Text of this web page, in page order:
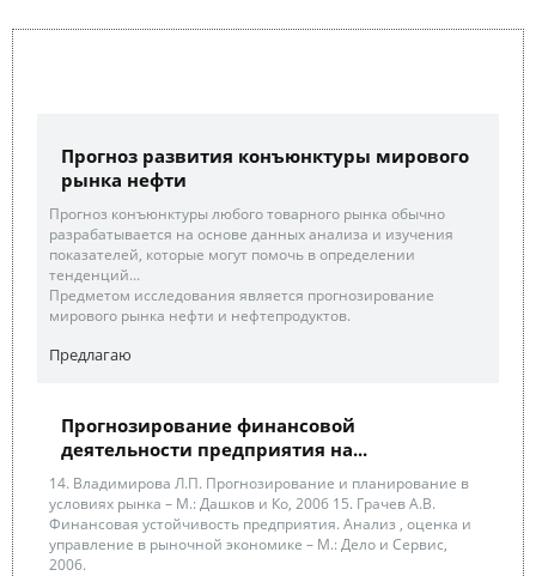
Прогноз развития конъюнктуры мирового
рынка нефти
Прогноз конъюнктуры любого товарного рынка обычно
разрабатывается на основе данных анализа и изучения
показателей, которые могут помочь в определении
тенденций...
Предметом исследования является прогнозирование
мирового рынка нефти и нефтепродуктов.
Предлагаю
Прогнозирование финансовой
деятельности предприятия на...
14. Владимирова Л.П. Прогнозирование и планирование в
условиях рынка – М.: Дашков и Ко, 2006 15. Грачев А.В.
Финансовая устойчивость предприятия. Анализ , оценка и
управление в рыночной экономике – М.: Дело и Сервис,
2006.